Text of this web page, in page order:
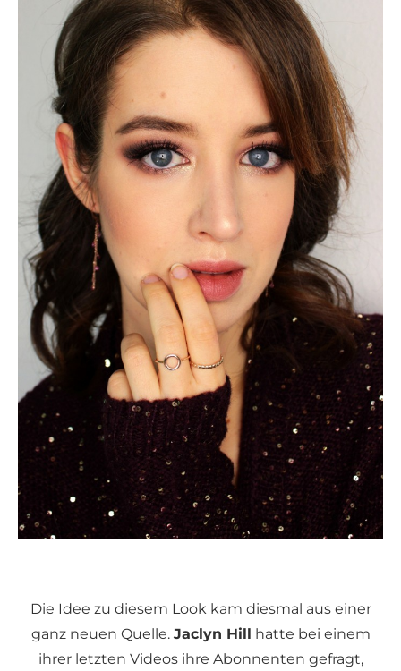
Die Idee zu diesem Look kam diesmal aus einer
ganz neuen Quelle. Jaclyn Hill hatte bei einem
ihrer letzten Videos ihre Abonnenten gefragt,